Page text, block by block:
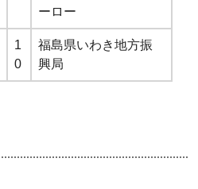
ーロー
1
0
福島県いわき地方振
興局